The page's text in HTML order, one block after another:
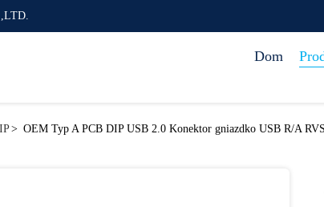
Dom
> OEM Typ A PCB DIP USB 2.0 Konektor gniazdko USB R/A